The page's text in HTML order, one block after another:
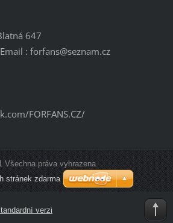
647
: forfans@seznam.cz
FORFANS.CZ/
Všechna práva vyhrazena.
stránek zdarma
verzi